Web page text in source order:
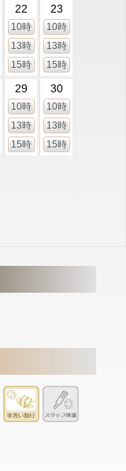
22
10時
13時
15時
23
10時
13時
15時
29
10時
13時
15時
30
10時
13時
15時